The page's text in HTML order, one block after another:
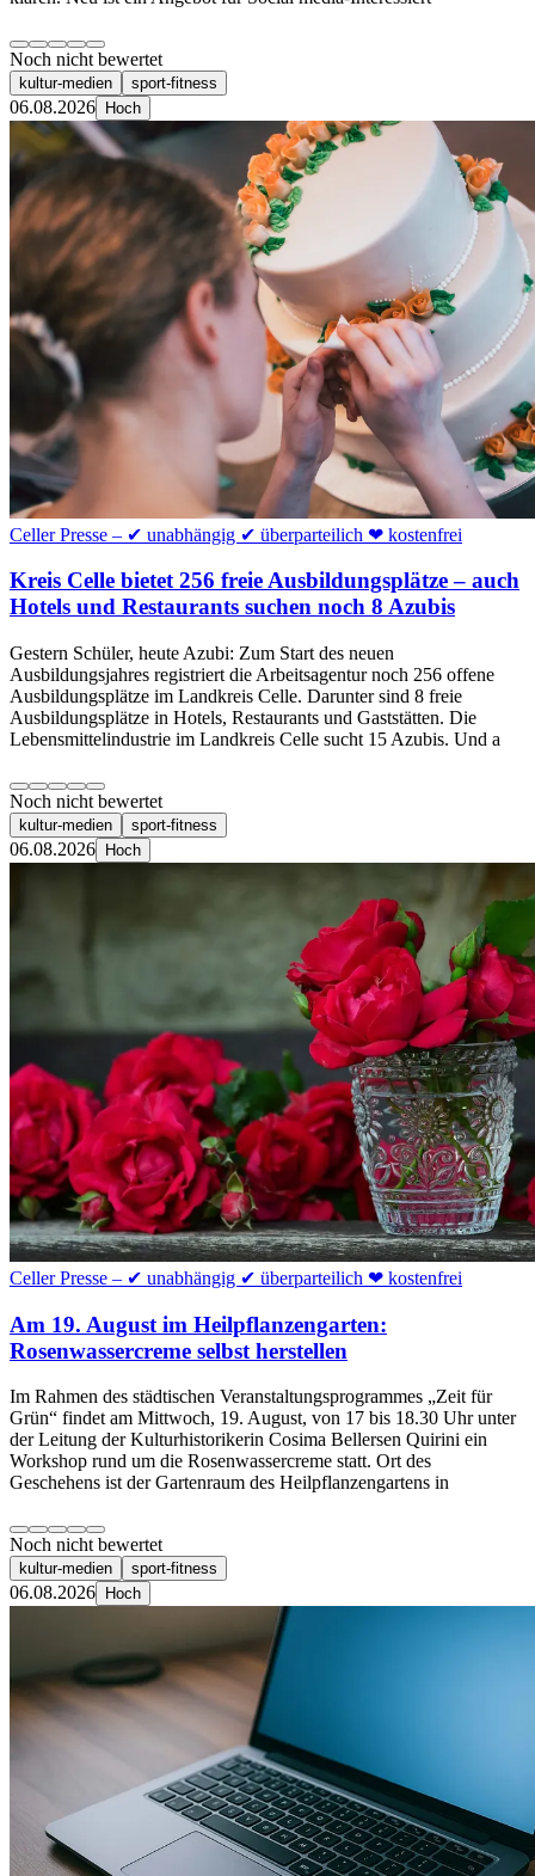
Noch nicht bewertet
kultur-medien sport-fitness
06.08.2026 Hoch
Celler Presse – ✔ unabhängig ✔ überparteilich ❤ kostenfrei
Kreis Celle bietet 256 freie Ausbildungsplätze – auch
Hotels und Restaurants suchen noch 8 Azubis
Gestern Schüler, heute Azubi: Zum Start des neuen
Ausbildungsjahres registriert die Arbeitsagentur noch 256 offene
Ausbildungsplätze im Landkreis Celle. Darunter sind 8 freie
Ausbildungsplätze in Hotels, Restaurants und Gaststätten. Die
Lebensmittelindustrie im Landkreis Celle sucht 15 Azubis. Und a
Noch nicht bewertet
kultur-medien sport-fitness
06.08.2026 Hoch
Celler Presse – ✔ unabhängig ✔ überparteilich ❤ kostenfrei
Am 19. August im Heilpflanzengarten:
Rosenwassercreme selbst herstellen
Im Rahmen des städtischen Veranstaltungsprogrammes „Zeit für
Grün“ findet am Mittwoch, 19. August, von 17 bis 18.30 Uhr unter
der Leitung der Kulturhistorikerin Cosima Bellersen Quirini ein
Workshop rund um die Rosenwassercreme statt. Ort des
Geschehens ist der Gartenraum des Heilpflanzengartens in
Noch nicht bewertet
kultur-medien sport-fitness
06.08.2026 Hoch